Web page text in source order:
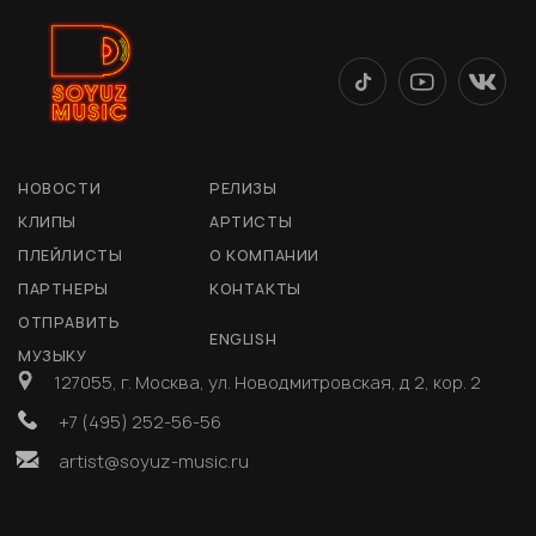
НОВОСТИ
РЕЛИЗЫ
КЛИПЫ
АРТИСТЫ
ПЛЕЙЛИСТЫ
О КОМПАНИИ
ПАРТНЕРЫ
КОНТАКТЫ
ОТПРАВИТЬ
МУЗЫКУ
ENGLISH
127055, г. Москва, ул. Новодмитровская, д 2, кор. 2
+7 (495) 252-56-56
artist@soyuz-music.ru